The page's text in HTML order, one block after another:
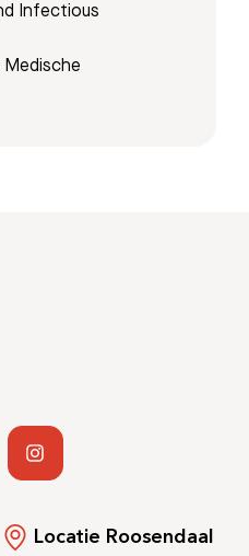
Infectious
Medische
Locatie Roosendaal